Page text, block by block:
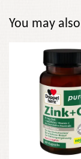
You may